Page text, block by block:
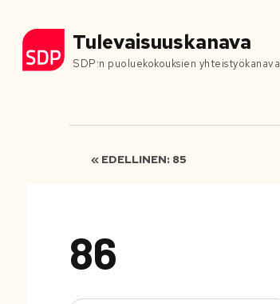
Tulevaisuuskanava
SDP:n puoluekokouksien yhteistyökanava
« EDELLINEN: 85
86